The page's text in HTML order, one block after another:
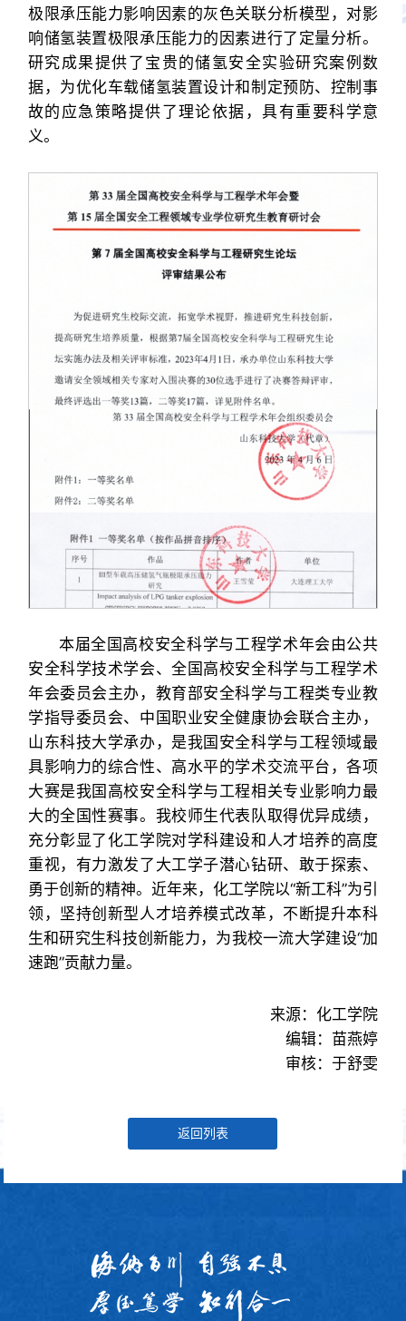
极限承压能力影响因素的灰色关联分析模型，对影
响储氢装置极限承压能力的因素进行了定量分析。
研究成果提供了宝贵的储氢安全实验研究案例数
据，为优化车载储氢装置设计和制定预防、控制事
故的应急策略提供了理论依据，具有重要科学意
义。
本届全国高校安全科学与工程学术年会由公共
安全科学技术学会、全国高校安全科学与工程学术
年会委员会主办，教育部安全科学与工程类专业教
学指导委员会、中国职业安全健康协会联合主办，
山东科技大学承办，是我国安全科学与工程领域最
具影响力的综合性、高水平的学术交流平台，各项
大赛是我国高校安全科学与工程相关专业影响力最
大的全国性赛事。我校师生代表队取得优异成绩，
充分彰显了化工学院对学科建设和人才培养的高度
重视，有力激发了大工学子潜心钻研、敢于探索、
勇于创新的精神。近年来，化工学院以“新工科”为引
领，坚持创新型人才培养模式改革，不断提升本科
生和研究生科技创新能力，为我校一流大学建设“加
速跑”贡献力量。
来源：化工学院
编辑：苗燕婷
审核：于舒雯
返回列表